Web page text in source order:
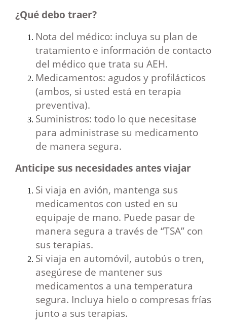
¿Qué debo traer?
Nota del médico: incluya su plan de
tratamiento e información de contacto
del médico que trata su AEH.
Medicamentos: agudos y profilácticos
(ambos, si usted está en terapia
preventiva).
Suministros: todo lo que necesitase
para administrase su medicamento
de manera segura.
Anticipe sus necesidades antes viajar
Si viaja en avión, mantenga sus
medicamentos con usted en su
equipaje de mano. Puede pasar de
manera segura a través de “TSA” con
sus terapias.
Si viaja en automóvil, autobús o tren,
asegúrese de mantener sus
medicamentos a una temperatura
segura. Incluya hielo o compresas frías
junto a sus terapias.